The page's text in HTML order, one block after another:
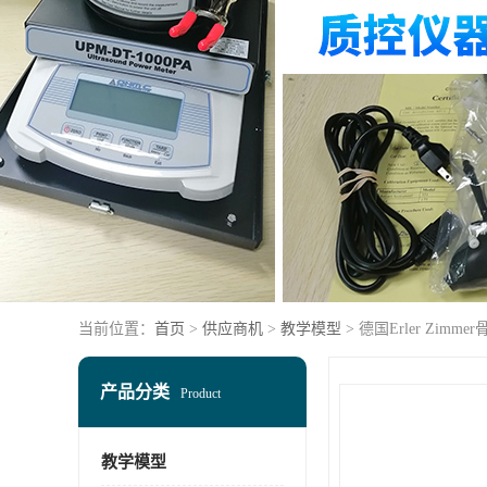
当前位置： 首页 > 供应商机 > 教学模型 > 德国Erler Zimmer
产品分类 Product
教学模型